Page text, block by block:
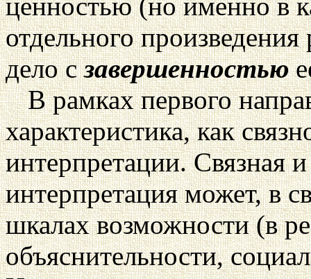
отдельного
дело сзавершенностью
В рамках первого
характеристика, как
интерпретации. Связная
интерпретация может, в
шкалах возможности (в
объяснительности,